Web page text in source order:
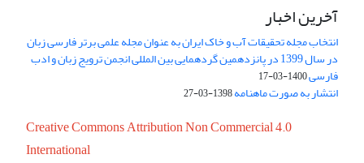
آخرین اخبار
انتخاب مجله تحقیقات آب و خاک ایران به عنوان مجله علمی برتر فارسی زبان
در سال 1399 در پانزدهمین گردهمایی بین المللی انجمن ترویج زبان و ادب
فارسی1400-03-17
انتشار به صورت ماهنامه1398-03-27
Creative Commons Attribution Non Commercial 4.0
International